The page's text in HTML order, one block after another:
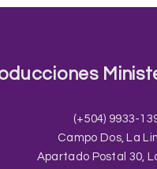
(+504) 9933-
Campo Dos, La
Apartado Postal 30,